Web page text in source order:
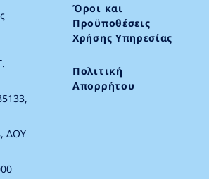
ΔΟΥ
Όροι και
Προϋποθέσεις
Χρήσης Υπηρεσίας
Πολιτική
Απορρήτου